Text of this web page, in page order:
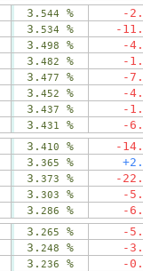
3. 544 % -2 .
3. 534 % -11 .
3. 498 % -4 .
3. 482 % -1 .
3. 477 % -7 .
3. 452 % -4 .
3. 437 % -1 .
3. 431 % -6 .
3. 410 % -14 .
3. 365 % +2 .
3. 373 % -22 .
3. 303 % -5 .
3. 286 % -6 .
3. 265 % -5 .
3. 248 % -3 .
3. 236 % -0 .